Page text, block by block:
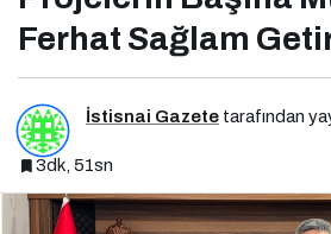
Ferhat Sağlam
İstisnai Gazete tarafından
3dk, 51sn